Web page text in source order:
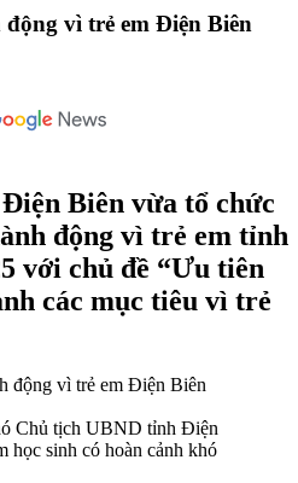
vì trẻ em Điện Biên
Biên vừa tổ chức
động vì trẻ em tỉnh
với chủ đề “Ưu tiên
các mục tiêu vì trẻ
Chủ tịch UBND tỉnh Điện
học sinh có hoàn cảnh khó